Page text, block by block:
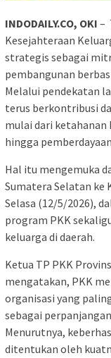
INDODAILY.CO, OKI –
Kesejahteraan
strategis sebagai
pembangunan
Melalui pendekatan
terus berkontribusi
mulai dari ketahanan
hingga
Hal itu mengemuka
Sumatera Selatan ke
Selasa (12/5/2026),
program PKK
keluarga di daerah.
Ketua TP PKK
mengatakan, PKK
organisasi yang
sebagai
Menurutnya,
ditentukan oleh